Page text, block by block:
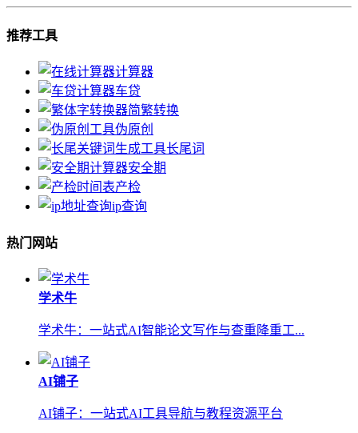
推荐工具
计算器
车贷
简繁转换
伪原创
长尾词
安全期
产检
ip查询
热门网站
学术牛
学术牛：一站式AI智能论文写作与查重降重工...
AI铺子
AI铺子：一站式AI工具导航与教程资源平台